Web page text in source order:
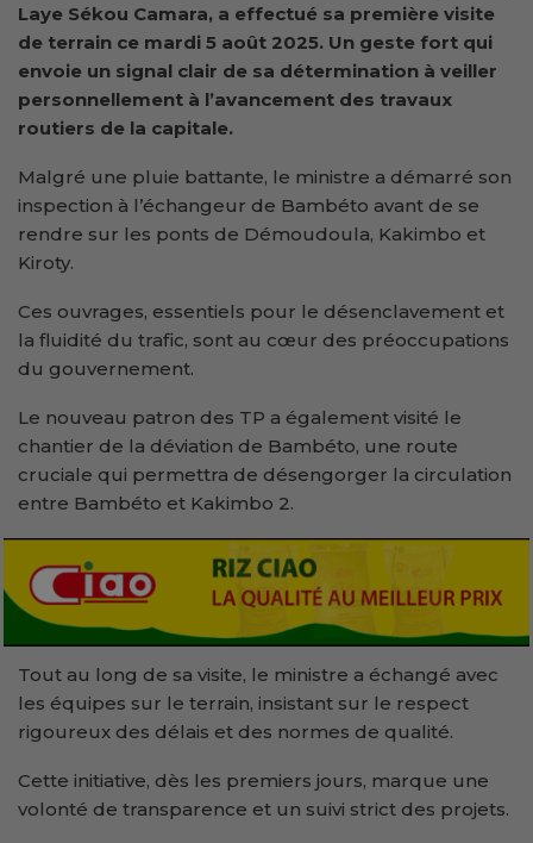
Laye Sékou Camara, a effectué sa première visite
de terrain ce mardi 5 août 2025. Un geste fort qui
envoie un signal clair de sa détermination à veiller
personnellement à l’avancement des travaux
routiers de la capitale.
Malgré une pluie battante, le ministre a démarré son
inspection à l’échangeur de Bambéto avant de se
rendre sur les ponts de Démoudoula, Kakimbo et
Kiroty.
Ces ouvrages, essentiels pour le désenclavement et
la fluidité du trafic, sont au cœur des préoccupations
du gouvernement.
Le nouveau patron des TP a également visité le
chantier de la déviation de Bambéto, une route
cruciale qui permettra de désengorger la circulation
entre Bambéto et Kakimbo 2.
Tout au long de sa visite, le ministre a échangé avec
les équipes sur le terrain, insistant sur le respect
rigoureux des délais et des normes de qualité.
Cette initiative, dès les premiers jours, marque une
volonté de transparence et un suivi strict des projets.